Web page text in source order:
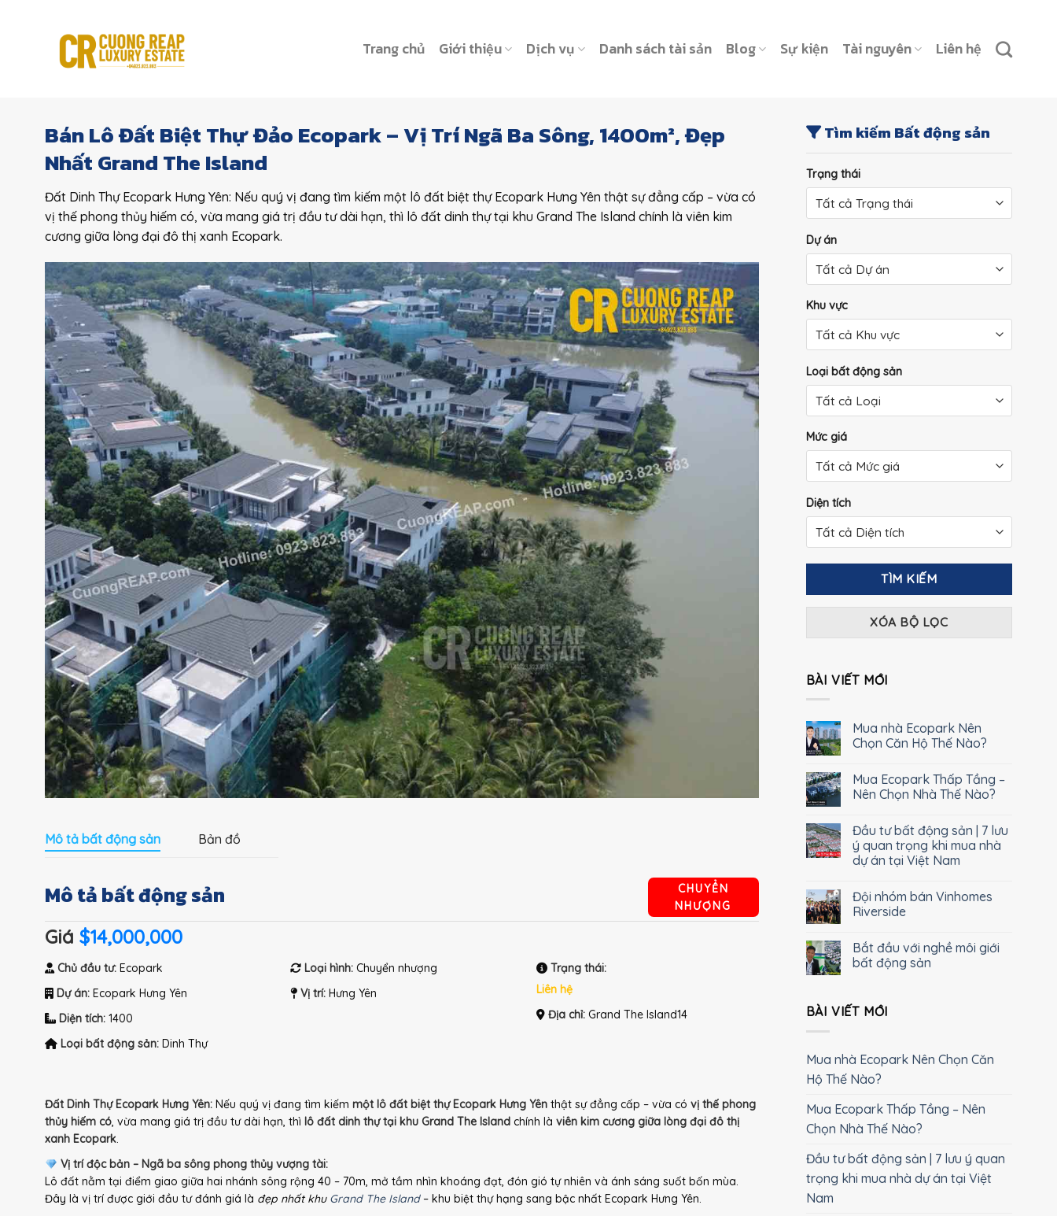
Trang chủ Giới thiệu Dịch vụ Danh sách tài sản Blog Sự kiện Tài nguyên Liên hệ
Bán Lô Đất Biệt Thự Đảo Ecopark – Vị Trí Ngã Ba Sông, 1400m², Đẹp
Nhất Grand The Island
Đất Dinh Thự Ecopark Hưng Yên: Nếu quý vị đang tìm kiếm một lô đất biệt thự Ecopark Hưng Yên thật sự đẳng cấp – vừa có
vị thế phong thủy hiếm có, vừa mang giá trị đầu tư dài hạn, thì lô đất dinh thự tại khu Grand The Island chính là viên kim
cương giữa lòng đại đô thị xanh Ecopark.
Mô tả bất động sản Bản đồ
Mô tả bất động sản
CHUYỂN
NHƯỢNG
Giá $14,000,000
Chủ đầu tư: Ecopark
Dự án: Ecopark Hưng Yên
Diện tích: 1400
Loại bất động sản: Dinh Thự
Loại hình: Chuyển nhượng
Vị trí: Hưng Yên
Trạng thái:
Liên hệ
Địa chỉ:Grand The Island14
Đất Dinh Thự Ecopark Hưng Yên: Nếu quý vị đang tìm kiếm một lô đất biệt thự Ecopark Hưng Yên thật sự đẳng cấp – vừa có vị thế phong
thủy hiếm có, vừa mang giá trị đầu tư dài hạn, thì lô đất dinh thự tại khu Grand The Island chính là viên kim cương giữa lòng đại đô thị
xanh Ecopark.
Vị trí độc bản – Ngã ba sông phong thủy vượng tài:
Lô đất nằm tại điểm giao giữa hai nhánh sông rộng 40 – 70m, mở tầm nhìn khoáng đạt, đón gió tự nhiên và ánh sáng suốt bốn mùa.
Đây là vị trí được giới đầu tư đánh giá là đẹp nhất khu Grand The Island– khu biệt thự hạng sang bậc nhất Ecopark Hưng Yên.
Tìm kiếm Bất động sản
Trạng thái
Dự án
Khu vực
Loại bất động sản
Mức giá
Diện tích
TÌM KIẾM
XÓA BỘ LỌC
BÀI VIẾT MỚI
Mua nhà Ecopark Nên
Chọn Căn Hộ Thế Nào?
Mua Ecopark Thấp Tầng –
Nên Chọn Nhà Thế Nào?
Đầu tư bất động sản | 7 lưu
ý quan trọng khi mua nhà
dự án tại Việt Nam
Đội nhóm bán Vinhomes
Riverside
Bắt đầu với nghề môi giới
bất động sản
BÀI VIẾT MỚI
Mua nhà Ecopark Nên Chọn Căn
Hộ Thế Nào?
Mua Ecopark Thấp Tầng – Nên
Chọn Nhà Thế Nào?
Đầu tư bất động sản | 7 lưu ý quan
trọng khi mua nhà dự án tại Việt
Nam